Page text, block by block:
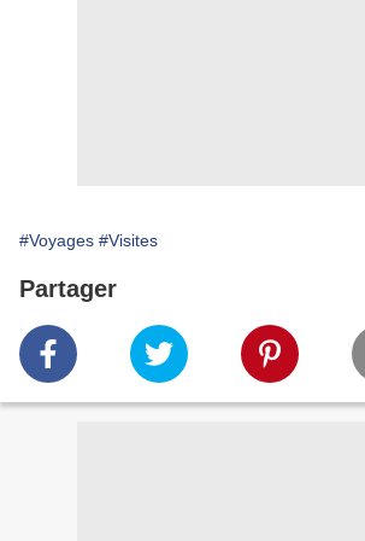
#Voyages #Visites
Partager